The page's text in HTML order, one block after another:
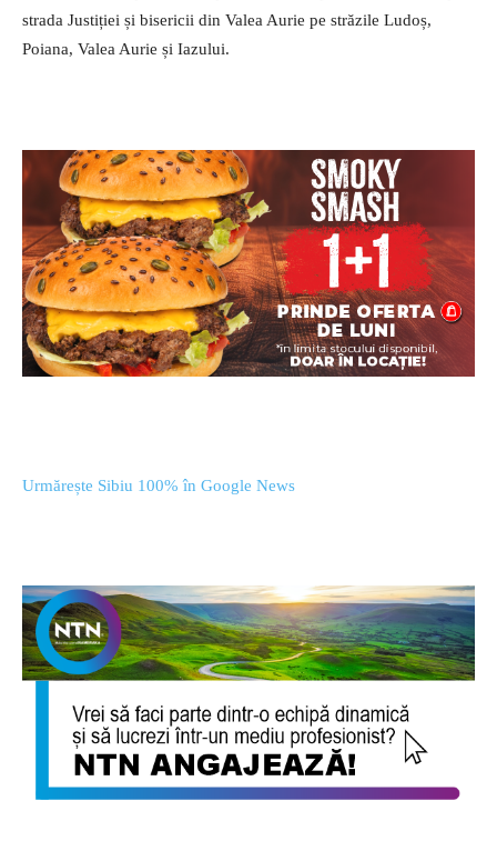
strada Justiției și bisericii din Valea Aurie pe străzile Ludoș,
Poiana, Valea Aurie și Iazului.
Urmărește Sibiu 100% în Google News